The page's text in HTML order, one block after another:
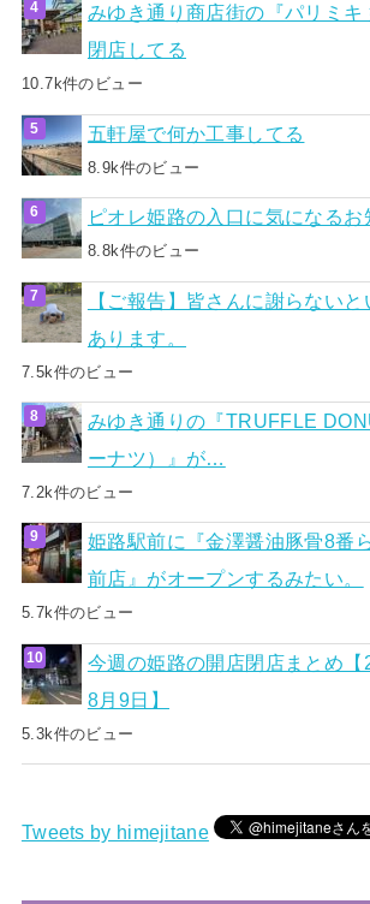
みゆき通り商店街の『パリミ
閉店してる
10.7k件のビュー
五軒屋で何か工事してる
8.9k件のビュー
ピオレ姫路の入口に気になる
8.8k件のビュー
【ご報告】皆さんに謝らない
あります。
7.5k件のビュー
みゆき通りの『TRUFFLE
ーナツ）』が…
7.2k件のビュー
姫路駅前に『金澤醤油豚骨8番
前店』がオープンするみたい。
5.7k件のビュー
今週の姫路の開店閉店まとめ
8月9日】
5.3k件のビュー
Tweets by himejitane